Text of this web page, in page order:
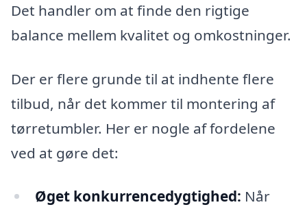
Det handler om at finde den rigtige
balance mellem kvalitet og omkostninger.
Der er flere grunde til at indhente flere
tilbud, når det kommer til montering af
tørretumbler. Her er nogle af fordelene
ved at gøre det:
Øget konkurrencedygtighed: Når